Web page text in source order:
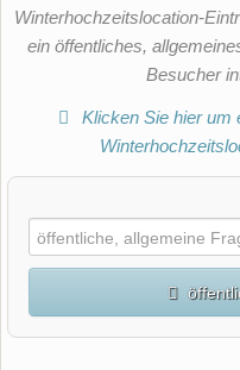
Winterhochzeitslocation-
ein öffentliches,
Besucher
Klicken Sie hier um